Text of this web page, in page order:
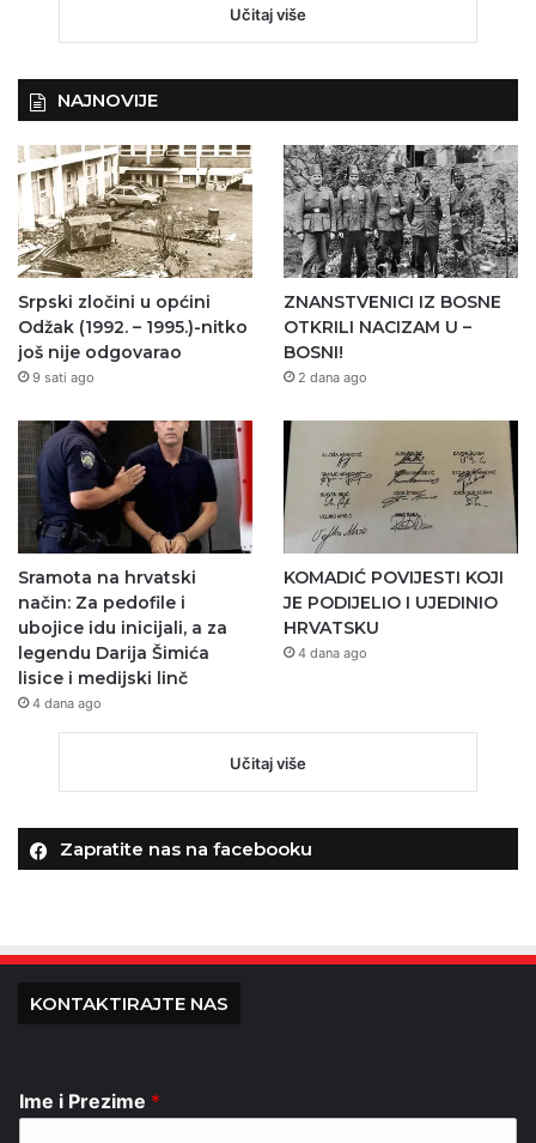
Učitaj više
NAJNOVIJE
Srpski zločini u općini
Odžak (1992. – 1995.)-nitko
još nije odgovarao
9 sati ago
ZNANSTVENICI IZ BOSNE
OTKRILI NACIZAM U –
BOSNI!
2 dana ago
Sramota na hrvatski
način: Za pedofile i
ubojice idu inicijali, a za
legendu Darija Šimića
lisice i medijski linč
4 dana ago
KOMADIĆ POVIJESTI KOJI
JE PODIJELIO I UJEDINIO
HRVATSKU
4 dana ago
Učitaj više
Zapratite nas na facebooku
KONTAKTIRAJTE NAS
Ime i Prezime *